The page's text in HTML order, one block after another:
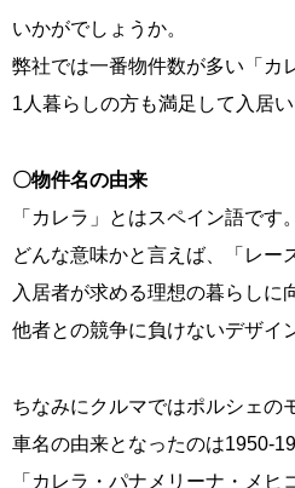
いかがでしょうか。
弊社では一番物件数が多い「カ
1人暮らしの方も満足して入居
〇物件名の由来
「カレラ」とはスペイン語です。
どんな意味かと言えば、「レー
入居者が求める理想の暮らしに
他者との競争に負けないデザイ
ちなみにクルマではポルシェの
車名の由来となったのは1950-
「カレラ・パナメリーナ・メヒ